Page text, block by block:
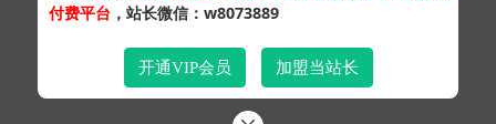
付费平台 ，站长微信：w8073889
开通VIP会员 加盟当站长